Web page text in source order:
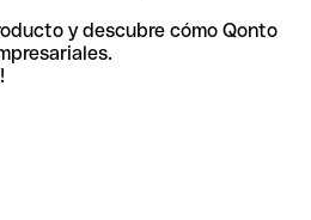
y descubre cómo Qonto